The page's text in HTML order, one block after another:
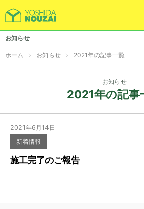
温室施工
栽培システム
施工事例
お知らせ
求人情報
お電話でのお問い合
お知らせ
ホーム お知らせ 2021年の記事一覧
お知らせ
2021年の記事
2021年6月14日
新着情報
施工完了のご報告